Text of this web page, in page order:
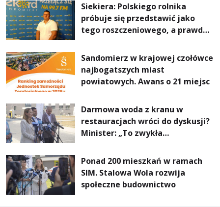
Siekiera: Polskiego rolnika
próbuje się przedstawić jako
tego roszczeniowego, a prawda
Sandomierz w krajowej czołówce
najbogatszych miast
powiatowych. Awans o 21 miejsc
Darmowa woda z kranu w
restauracjach wróci do dyskusji?
Minister: „To zwykła
Ponad 200 mieszkań w ramach
SIM. Stalowa Wola rozwija
społeczne budownictwo